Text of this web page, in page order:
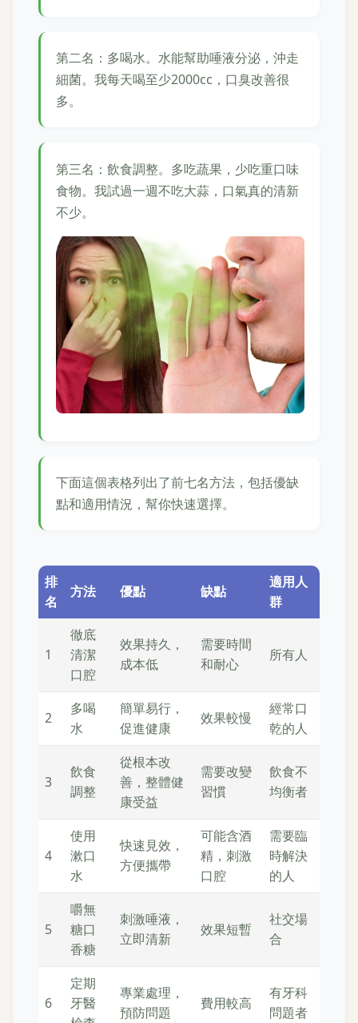
第二名：多喝水。水能幫助唾液分泌，沖走
細菌。我每天喝至少2000cc，口臭改善很
多。
第三名：飲食調整。多吃蔬果，少吃重口味
食物。我試過一週不吃大蒜，口氣真的清新
不少。
下面這個表格列出了前七名方法，包括優缺
點和適用情況，幫你快速選擇。
排
名
方法 優點 缺點
適用人
群
1
徹底
清潔
口腔
效果持久，
成本低
需要時間
和耐心
所有人
2
多喝
水
簡單易行，
促進健康
效果較慢
經常口
乾的人
3
飲食
調整
從根本改
善，整體健
康受益
需要改變
習慣
飲食不
均衡者
4
使用
漱口
水
快速見效，
方便攜帶
可能含酒
精，刺激
口腔
需要臨
時解決
的人
5
嚼無
糖口
香糖
刺激唾液，
立即清新
效果短暫
社交場
合
6
定期
牙醫
專業處理，
預防問題
費用較高
有牙科
問題者